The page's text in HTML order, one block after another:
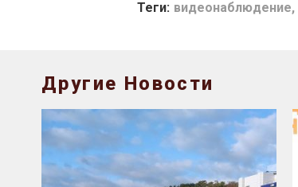
Теги: видеонаблюдение,
Другие Новости